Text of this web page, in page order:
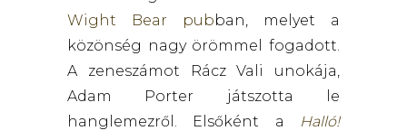
Wight Bear pubban, melyet a
közönség nagy örömmel fogadott.
A zeneszámot Rácz Vali unokája,
Adam Porter játszotta le
hanglemezről. Elsőként a
Halló!